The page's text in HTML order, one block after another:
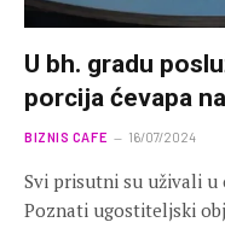
U bh. gradu
porcija ćevapa
BIZNIS CAFE 16/07/2024
Svi prisutni su uživali
Poznati ugostiteljski